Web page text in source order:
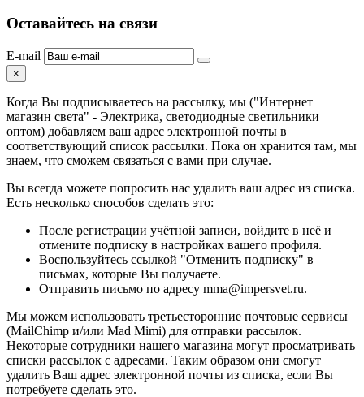
Оставайтесь на связи
E-mail
×
Когда Вы подписываетесь на рассылку, мы ("Интернет
магазин света" - Электрика, светодиодные светильники
оптом) добавляем ваш адрес электронной почты в
соответствующий список рассылки. Пока он хранится там, мы
знаем, что сможем связаться с вами при случае.
Вы всегда можете попросить нас удалить ваш адрес из списка.
Есть несколько способов сделать это:
После регистрации учётной записи, войдите в неё и
отмените подписку в настройках вашего профиля.
Воспользуйтесь ссылкой "Отменить подписку" в
письмах, которые Вы получаете.
Отправить письмо по адресу mma@impersvet.ru.
Мы можем использовать третьесторонние почтовые сервисы
(MailChimp и/или Mad Mimi) для отправки рассылок.
Некоторые сотрудники нашего магазина могут просматривать
списки рассылок с адресами. Таким образом они смогут
удалить Ваш адрес электронной почты из списка, если Вы
потребуете сделать это.